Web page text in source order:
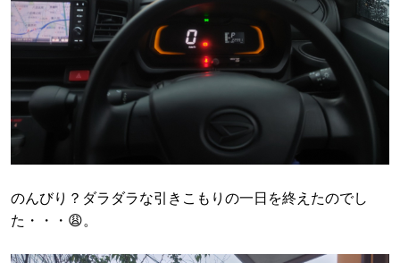
のんびり？ダラダラな引きこもりの一日を終えたのでし
た・・・😩。